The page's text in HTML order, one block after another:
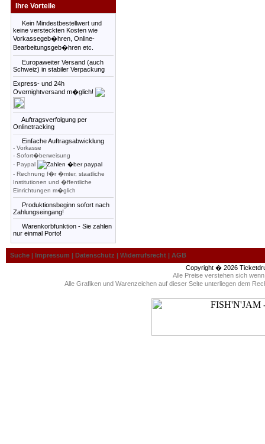
Ihre Vorteile
Kein Mindestbestellwert und
keine versteckten Kosten wie
Vorkassegeb�hren, Online-
Bearbeitungsgeb�hren etc.
Europaweiter Versand (auch
Schweiz) in stabiler Verpackung
Express- und 24h
Overnightversand m�glich!
Auftragsverfolgung per
Onlinetracking
Einfache Auftragsabwicklung
- Vorkasse
- Sofort�berweisung
- Paypal
- Rechnung f�r �mter, staatliche
Institutionen und �ffentliche
Einrichtungen m�glich
Produktionsbeginn sofort nach
Zahlungseingang!
Warenkorbfunktion - Sie zahlen
nur einmal Porto!
Suche | Impressum | Datenschutz | Widerrufsrecht | AGB
Copyright � 2026
Alle Preise verstehen sich
Alle Grafiken und Warenzeichen auf dieser Seite unterliegen dem